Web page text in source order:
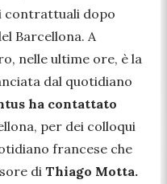
contrattuali dopo
Barcellona. A
nelle ultime ore, è la
dal quotidiano
ha contattato
per dei colloqui
francese che
di Thiago Motta.